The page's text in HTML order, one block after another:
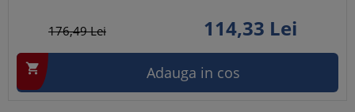
176,49Lei 114,33 Lei
 Adauga in cos